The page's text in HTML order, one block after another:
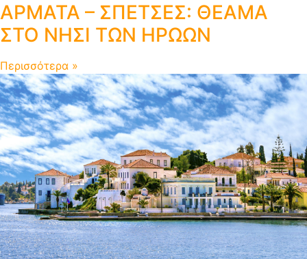
ΑΡΜΑΤΑ – ΣΠΕΤΣΕΣ: ΘΕΑΜΑ
ΣΤΟ ΝΗΣΙ ΤΩΝ ΗΡΩΩΝ
Περισσότερα »